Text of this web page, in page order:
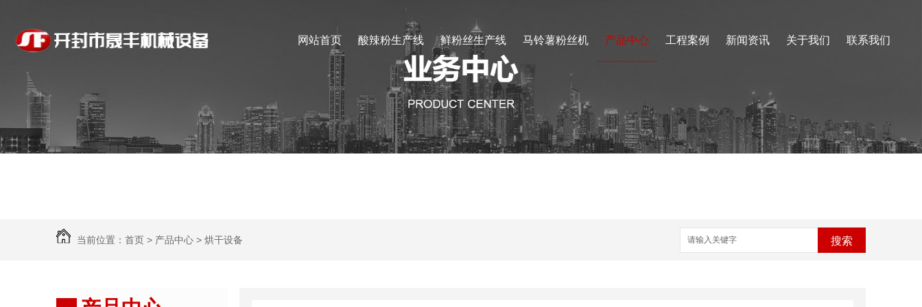
网站首页 酸辣粉生产线 鲜粉丝生产线 马铃薯粉丝机 产品中心 工程案例 新闻资讯 关于我们 联系我们
当前位置： 首页 > 产品中心 > 烘干设备 搜索